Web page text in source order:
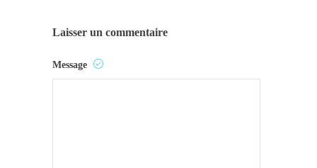
Laisser un commentaire
Message